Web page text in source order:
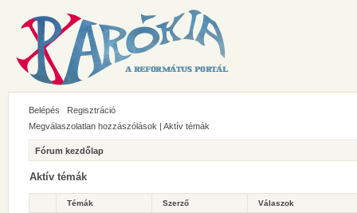
Belépés
Regisztráció
Megválaszolatlan hozzászólások | Aktív témák
Fórum kezdőlap
Aktív témák
Témák Szerző Válaszok